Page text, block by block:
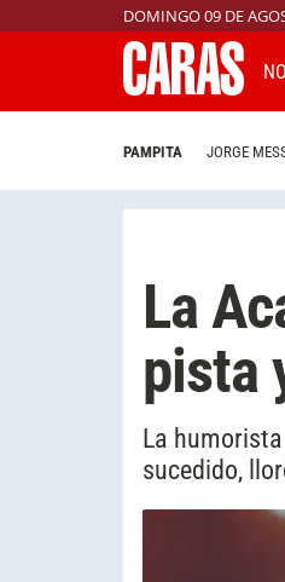
DOMINGO 09 DE
PAMPITA JORGE
La
pista
La
sucedido,